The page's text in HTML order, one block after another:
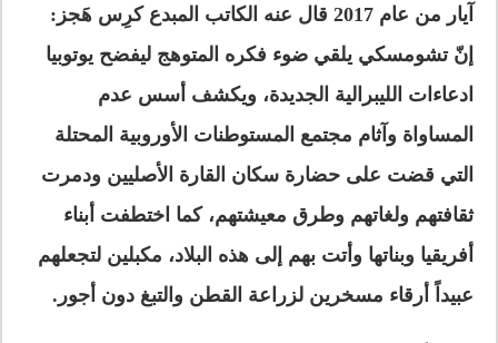
آيار من عام 2017 قال عنه الكاتب المبدع كرِس هَجز:
إنّ تشومسكي يلقي ضوء فكره المتوهج ليفضح يوتوبيا
ادعاءات الليبرالية الجديدة، ويكشف أسس عدم
المساواة وآثام مجتمع المستوطنات الأوروبية المحتلة
التي قضت على حضارة سكان القارة الأصليين ودمرت
ثقافتهم ولغاتهم وطرق معيشتهم، كما اختطفت أبناء
أفريقيا وبناتها وأتت بهم إلى هذه البلاد، مكبلين لتجعلهم
عبيداً أرقاء مسخرين لزراعة القطن والتبغ دون أجور.